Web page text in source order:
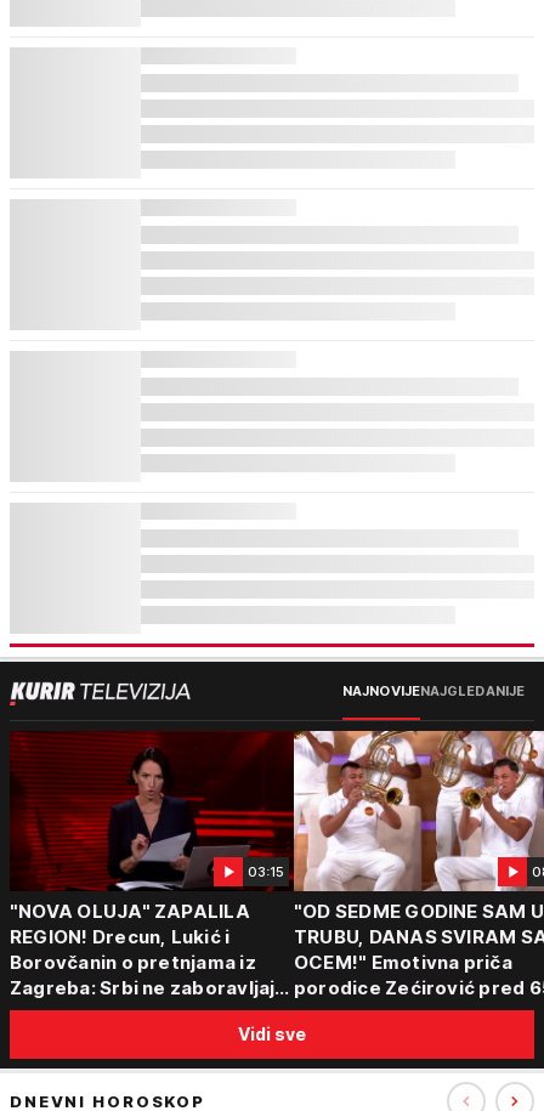
NAJNOVIJENAJGLEDANIJE
03:15
"NOVA OLUJA" ZAPALILA
REGION! Drecun, Lukić i
Borovčanin o pretnjama iz
Zagreba: Srbi ne zaboravljaju
progon
"OD SEDME GODINE SAM
TRUBU, DANAS SVIRAM
OCEM!" Emotivna priča
porodice Zećirović pred
Sabor trubača u Guči
Vidi sve
DNEVNI HOROSKOP